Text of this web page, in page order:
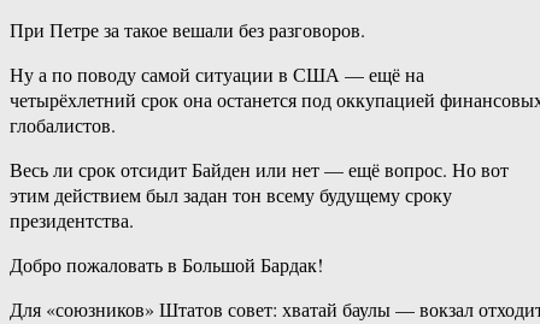
При Петре за такое вешали без разговоров.
Ну а по поводу самой ситуации в США — ещё на
четырёхлетний срок она останется под оккупацией
глобалистов.
Весь ли срок отсидит Байден или нет — ещё вопрос. Но вот
этим действием был задан тон всему будущему сроку
президентства.
Добро пожаловать в Большой Бардак!
Для «союзников» Штатов совет: хватай баулы — вокзал